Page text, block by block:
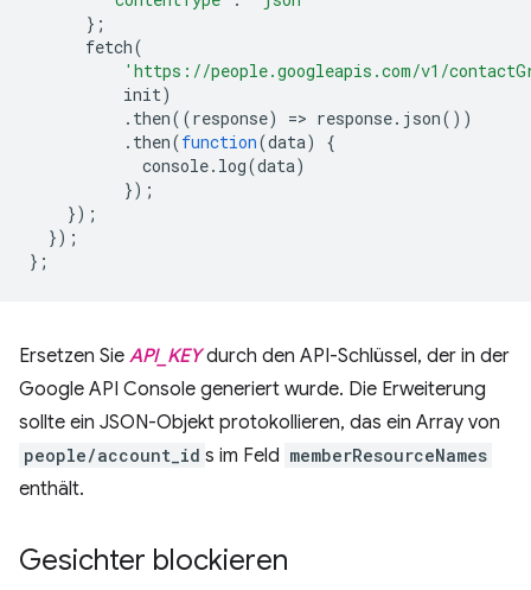
};
fetch(
'https://people.googleapis.com/v1/
init)
. then((response) => response. json())
. then(function(data)
{
console. log(data)
});
});
});
};
Ersetzen Sie API_KEYdurch den API-Schlüssel, der in der
Google API Console generiert wurde. Die Erweiterung
sollte ein JSON-Objekt protokollieren, das ein Array von
people/account_id s im Feld memberResourceNames
enthält.
Gesichter blockieren